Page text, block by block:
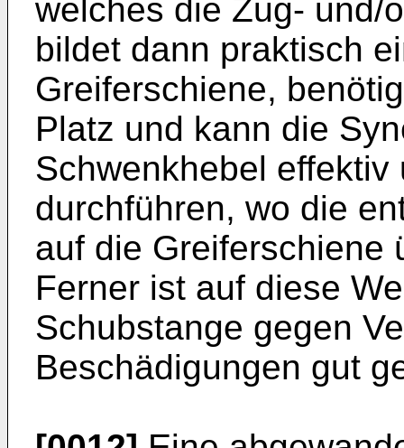
welches die Zug- und/
bildet dann praktisch
Greiferschiene,
Platz und kann die
Schwenkhebel
durchführen, wo die
auf die Greiferschiene
Ferner ist auf diese
Schubstange gegen
Beschädigungen gut